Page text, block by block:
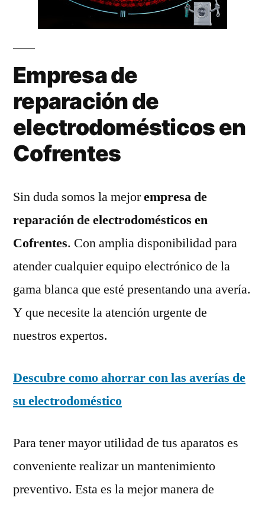
Empresa de
reparación de
electrodomésticos en
Cofrentes
Sin duda somos la mejorempresa de
reparación de electrodomésticos en
Cofrentes. Con amplia disponibilidad para
atender cualquier equipo electrónico de la
gama blanca que esté presentando una avería.
Y que necesite la atención urgente de
nuestros expertos.
Descubre como ahorrar con las averías de
su electrodoméstico
Para tener mayor utilidad de tus aparatos es
conveniente realizar un mantenimiento
preventivo. Esta es la mejor manera de